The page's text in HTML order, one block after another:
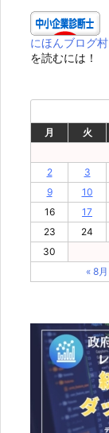
にほんブログ村
を読むには！
月
火
2
3
9
10
16
17
23
24
30
« 8月